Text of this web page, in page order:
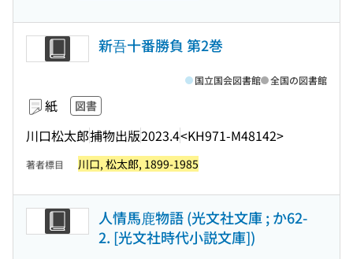
新吾十番勝負 第2巻
紙 図書
川口松太郎捕物出版2023.4<KH971-M48142>
国立国会図書館 全国の図書館
著者標目 川口, 松太郎, 1899-1985
人情馬鹿物語 (光文社文庫 ; か62-
2. [光文社時代小説文庫])